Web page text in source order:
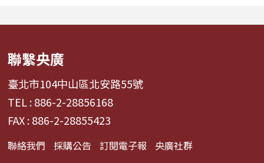
啦啦隊...
舞、想流淚...
聯繫央廣
臺北市104中山區北安路55號
TEL : 886-2-28856168
FAX : 886-2-28855423
聯絡我們 採購公告 訂閱電子報 央廣社群